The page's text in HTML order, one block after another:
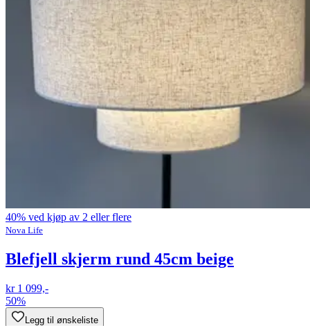
40% ved kjøp av 2 eller flere
Nova Life
Blefjell skjerm rund 45cm beige
kr 1 099,-
50%
Legg til ønskeliste